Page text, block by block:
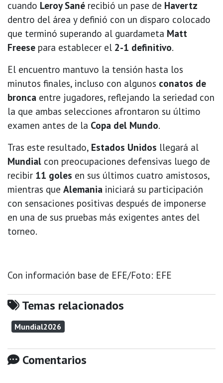
cuando Leroy Sané recibió un pase de Havertz
dentro del área y definió con un disparo colocado
que terminó superando al guardameta Matt
Freese para establecer el 2-1 definitivo.
El encuentro mantuvo la tensión hasta los
minutos finales, incluso con algunos conatos de
bronca entre jugadores, reflejando la seriedad con
la que ambas selecciones afrontaron su último
examen antes de la Copa del Mundo.
Tras este resultado, Estados Unidos llegará al
Mundial con preocupaciones defensivas luego de
recibir 11 goles en sus últimos cuatro amistosos,
mientras que Alemania iniciará su participación
con sensaciones positivas después de imponerse
en una de sus pruebas más exigentes antes del
torneo.
Con información base de EFE/Foto: EFE
Temas relacionados
Mundial2026
Comentarios